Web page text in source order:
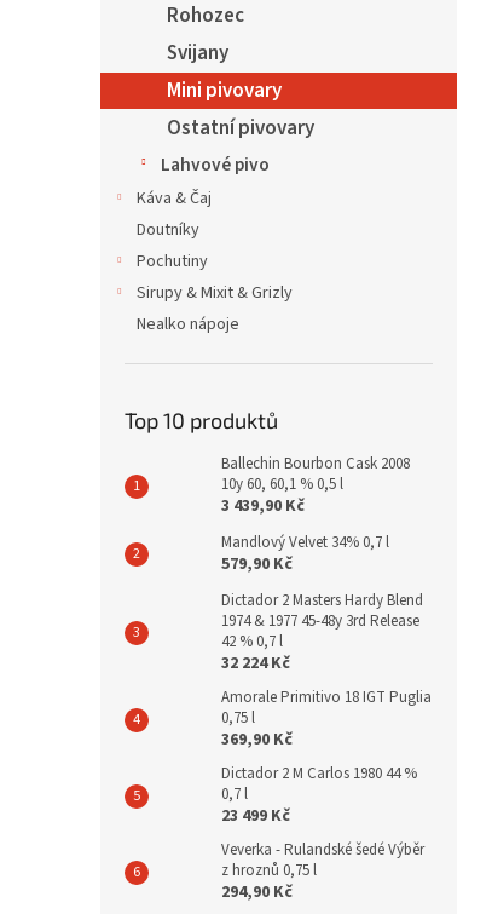
Rohozec
Svijany
Mini pivovary
Ostatní pivovary
Lahvové pivo
Káva & Čaj
Doutníky
Pochutiny
Sirupy & Mixit & Grizly
Nealko nápoje
Top 10 produktů
Ballechin Bourbon Cask 2008
10y 60, 60,1 % 0,5 l
3 439,90 Kč
Mandlový Velvet 34% 0,7 l
579,90 Kč
Dictador 2 Masters Hardy Blend
1974 & 1977 45-48y 3rd Release
42 % 0,7 l
32 224 Kč
Amorale Primitivo 18 IGT Puglia
0,75 l
369,90 Kč
Dictador 2 M Carlos 1980 44 %
0,7 l
23 499 Kč
Veverka - Rulandské šedé Výběr
z hroznů 0,75 l
294,90 Kč